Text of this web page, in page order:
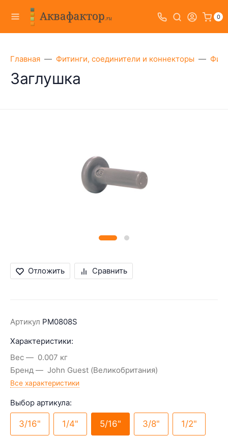
0
Главная Фитинги, соединители и коннекторы
Заглушка
Отложить Сравнить
Артикул PM0808S
Характеристики:
Вес
0.007 кг
Бренд
John Guest (Великобритания)
Все характеристики
Выбор артикула:
3/16" 1/4" 5/16" 3/8" 1/2"